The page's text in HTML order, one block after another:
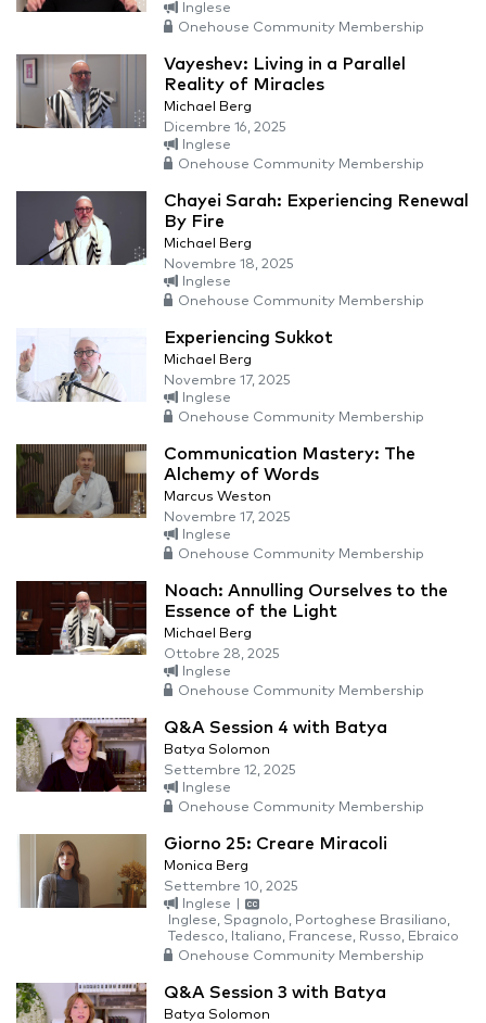
Inglese
Onehouse Community Membership
Vayeshev: Living in a Parallel
Reality of Miracles
Michael Berg
Dicembre 16, 2025
Inglese
Onehouse Community Membership
Chayei Sarah: Experiencing Renewal
By Fire
Michael Berg
Novembre 18, 2025
Inglese
Onehouse Community Membership
Experiencing Sukkot
Michael Berg
Novembre 17, 2025
Inglese
Onehouse Community Membership
Communication Mastery: The
Alchemy of Words
Marcus Weston
Novembre 17, 2025
Inglese
Onehouse Community Membership
Noach: Annulling Ourselves to the
Essence of the Light
Michael Berg
Ottobre 28, 2025
Inglese
Onehouse Community Membership
Q&A Session 4 with Batya
Batya Solomon
Settembre 12, 2025
Inglese
Onehouse Community Membership
Giorno 25: Creare Miracoli
Monica Berg
Settembre 10, 2025
Inglese
Inglese, Spagnolo, Portoghese Brasiliano,
Tedesco, Italiano, Francese, Russo, Ebraico
Onehouse Community Membership
Q&A Session 3 with Batya
Batya Solomon